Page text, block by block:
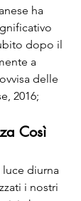
ha
dopo il
a
delle
2016;
Così
luce diurna
i nostri